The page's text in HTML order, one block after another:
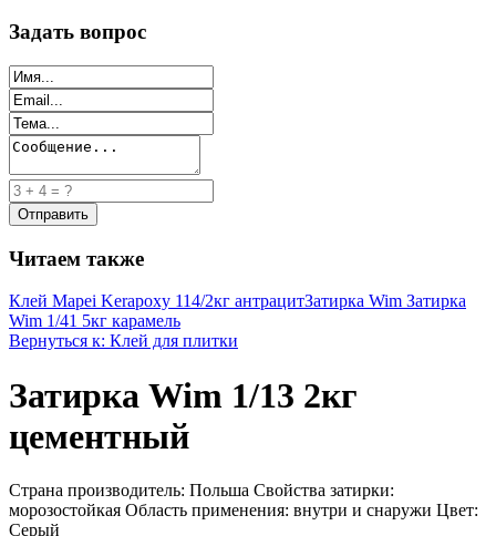
Задать вопрос
Читаем также
Клей Mapei Kerapoxy 114/2кг антрацитЗатирка Wim Затирка
Wim 1/41 5кг карамель
Вернуться к: Клей для плитки
Затирка Wim 1/13 2кг
цементный
Страна производитель: Польша Свойства затирки:
морозостойкая Область применения: внутри и снаружи Цвет:
Серый